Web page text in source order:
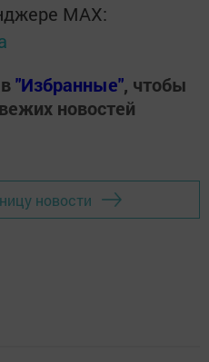
MАХ:
"Избранные", чтобы
новостей
новости